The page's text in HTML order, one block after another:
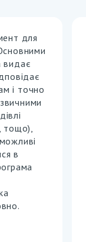
для
видає
і точно
тощо),
в